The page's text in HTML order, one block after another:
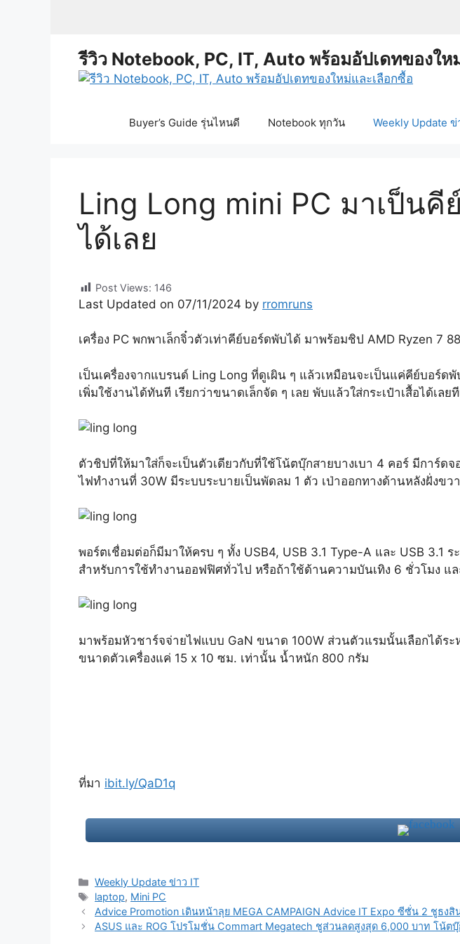
รีวิว Notebook, PC, IT, Auto พร้อมอัปเดทของให
Buyer’s Guide รุ่นไหนดี Notebook ทุกวัน Weekly Update ข่
Ling Long mini PC มาเป็นคี
ได้เลย
Post Views: 146
Last Updated on 07/11/2024 by rromruns
เครื่อง PC พกพาเล็กจิ๋วตัวเท่าคีย์บอร์ดพับได้ มาพร้อมชิป AMD Ryzen 7
เป็นเครื่องจากแบรนด์ Ling Long ที่ดูเผิน ๆ แล้วเหมือนจะเป็นแค่คีย์บอร์
เพิ่มใช้งานได้ทันที เรียกว่าขนาดเล็กจัด ๆ เลย พับแล้วใส่กระเป๋าเสื้อได้เลย
ตัวชิปที่ให้มาใส่ก็จะเป็นตัวเดียวกับที่ใช้โน้ตบุ๊กสายบางเบา 4 คอร์ มีการ์ด
ไฟทำงานที่ 30W มีระบบระบายเป็นพัดลม 1 ตัว เป่าออกทางด้านหลังฝั่งข
พอร์ตเชื่อมต่อก็มีมาให้ครบ ๆ ทั้ง USB4, USB 3.1 Type-A และ USB 3.1
สำหรับการใช้ทำงานออฟฟิศทั่วไป หรือถ้าใช้ด้านความบันเทิง 6 ชั่วโมง แล
มาพร้อมหัวชาร์จจ่ายไฟแบบ GaN ขนาด 100W ส่วนตัวแรมนั้นเลือกได้ร
ขนาดตัวเครื่องแค่ 15 x 10 ซม. เท่านั้น น้ำหนัก 800 กรัม
ที่มา ibit.ly/QaD1q
Categories
Weekly Update ข่าว IT
Tags
laptop, Mini PC
Post
navigation
Advice Promotion เดินหน้าลุย MEGA CAMPAIGN Advice IT Expo ซีซั่น 2 ชูธ
ASUS และ ROG โปรโมชั่น Commart Megatech ชูส่วนลดสูงสุด 6,000 บาท โน้ต